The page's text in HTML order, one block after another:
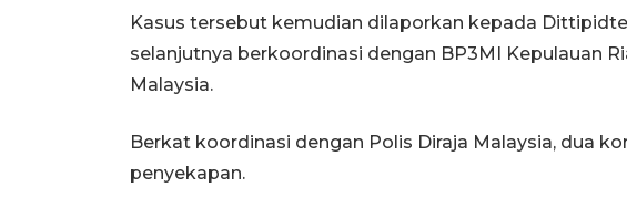
Kasus tersebut kemudian dilaporkan kepada
selanjutnya berkoordinasi dengan BP3MI Kepulauan
Malaysia.
Berkat koordinasi dengan Polis Diraja Malaysia, dua
penyekapan.